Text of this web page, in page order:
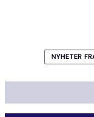
NYHETER